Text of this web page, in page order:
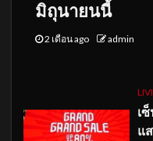
มิถุนายนนี้
2 เดือน ago admin
เ
แ